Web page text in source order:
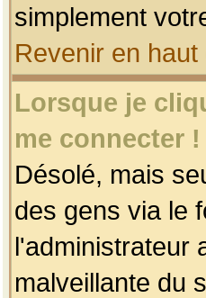
simplement
Revenir en haut
Lorsque je
me connecter !
Désolé, mais
des gens via le
l'administrateur
malveillante du